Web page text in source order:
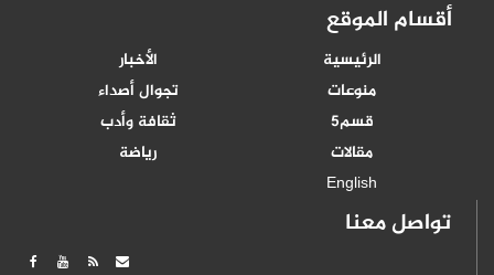
أقسام الموقع
الرئيسية
الأخبار
منوعات
تجوال أصداء
قسم5
ثقافة وأدب
مقالات
رياضة
English
تواصل معنا